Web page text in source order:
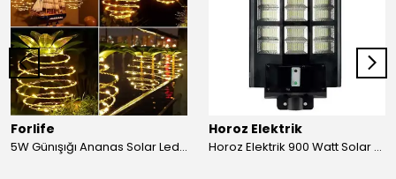
Forlife
5W Günışığı Ananas Solar Led Aydınlatma Bahçe Balkon Aydınlatma
Horoz Elektrik
Horoz Elektrik 900 Watt Solar Sokak Armatürü Beyaz Işık